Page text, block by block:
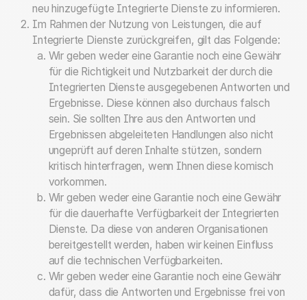
neu hinzugefügte Integrierte Dienste zu informieren.
Im Rahmen der Nutzung von Leistungen, die auf
Integrierte Dienste zurückgreifen, gilt das Folgende:
Wir geben weder eine Garantie noch eine Gewähr
für die Richtigkeit und Nutzbarkeit der durch die
Integrierten Dienste ausgegebenen Antworten und
Ergebnisse. Diese können also durchaus falsch
sein. Sie sollten Ihre aus den Antworten und
Ergebnissen abgeleiteten Handlungen also nicht
ungeprüft auf deren Inhalte stützen, sondern
kritisch hinterfragen, wenn Ihnen diese komisch
vorkommen.
Wir geben weder eine Garantie noch eine Gewähr
für die dauerhafte Verfügbarkeit der Integrierten
Dienste. Da diese von anderen Organisationen
bereitgestellt werden, haben wir keinen Einfluss
auf die technischen Verfügbarkeiten.
Wir geben weder eine Garantie noch eine Gewähr
dafür, dass die Antworten und Ergebnisse frei von